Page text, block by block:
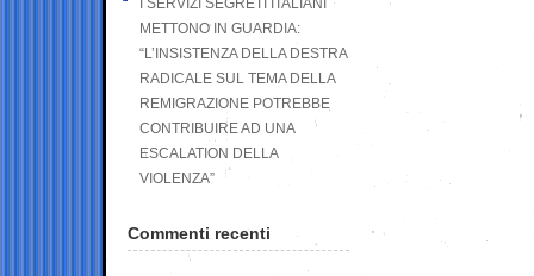
I SERVIZI SEGRETI ITALIANI
METTONO IN GUARDIA:
“L’INSISTENZA DELLA DESTRA
RADICALE SUL TEMA DELLA
REMIGRAZIONE POTREBBE
CONTRIBUIRE AD UNA
ESCALATION DELLA
VIOLENZA”
Commenti recenti